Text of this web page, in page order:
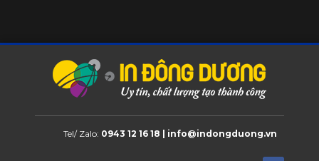
Tel/ Zalo: 0943 12 16 18 | info@indongduong.vn